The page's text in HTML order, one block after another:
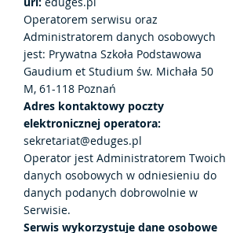
Operatorem serwisu oraz
Administratorem danych osobowych
jest: Prywatna Szkoła Podstawowa
Gaudium et Studium św. Michała 50
M, 61-118 Poznań
Adres kontaktowy poczty
elektronicznej operatora:
sekretariat@eduges.pl
Operator jest Administratorem Twoich
danych osobowych w odniesieniu do
danych podanych dobrowolnie w
Serwisie.
Serwis wykorzystuje dane osobowe